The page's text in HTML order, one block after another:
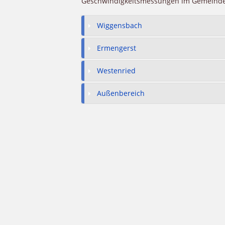
Wiggensbach
Ermengerst
Westenried
Außenbereich